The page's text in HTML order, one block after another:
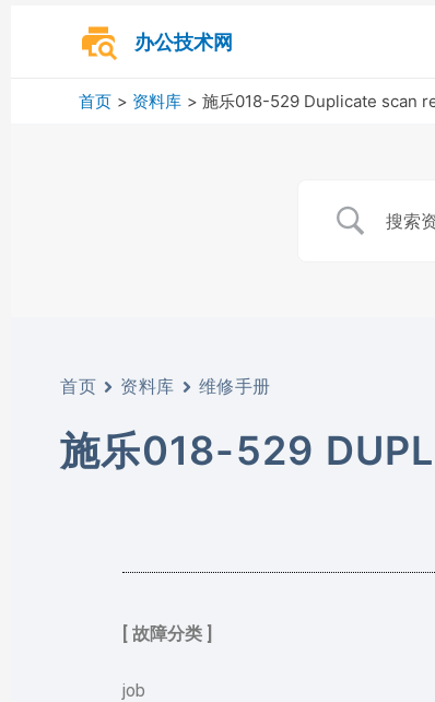
办公技术网
首页 资料库 施乐018-529 Duplicate scan
首页 资料库 维修手册
施乐018-529
[ 故障分类 ]
job